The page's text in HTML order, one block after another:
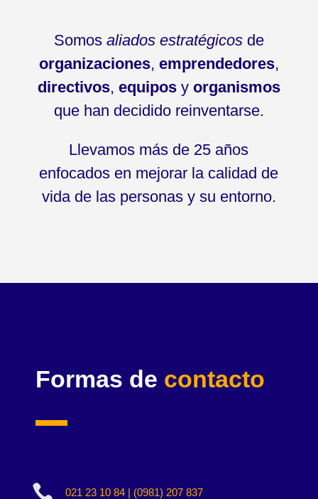
Somos aliados estratégicosde
organizaciones, emprendedores,
directivos, equiposy organismos
que han decidido reinventarse.
Llevamos más de 25 años
enfocados en mejorar la calidad de
vida de las personas y su entorno.
Formas de contacto
 021 23 10 84 | (0981) 207 837